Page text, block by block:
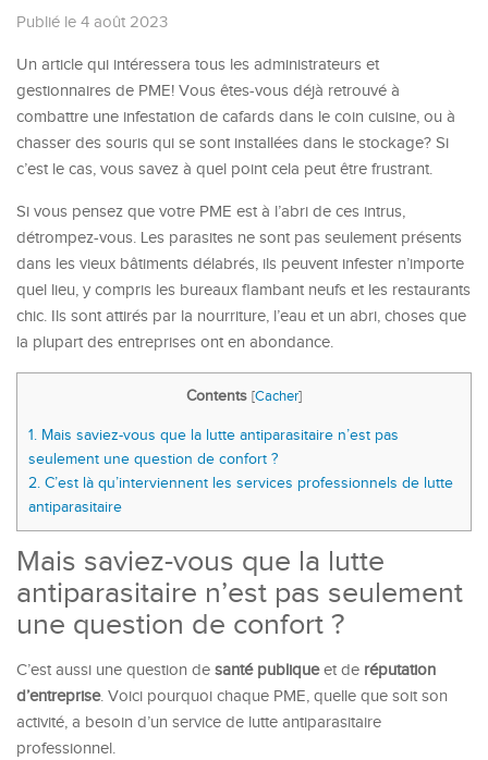
Publié le 4 août 2023
Un article qui intéressera tous les administrateurs et
gestionnaires de PME! Vous êtes-vous déjà retrouvé à
combattre une infestation de cafards dans le coin cuisine, ou à
chasser des souris qui se sont installées dans le stockage? Si
c’est le cas, vous savez à quel point cela peut être frustrant.
Si vous pensez que votre PME est à l’abri de ces intrus,
détrompez-vous. Les parasites ne sont pas seulement présents
dans les vieux bâtiments délabrés, ils peuvent infester n’importe
quel lieu, y compris les bureaux flambant neufs et les restaurants
chic. Ils sont attirés par la nourriture, l’eau et un abri, choses que
la plupart des entreprises ont en abondance.
Contents [Cacher]
1. Mais saviez-vous que la lutte antiparasitaire n’est pas
seulement une question de confort ?
2. C’est là qu’interviennent les services professionnels de lutte
antiparasitaire
Mais saviez-vous que la lutte
antiparasitaire n’est pas seulement
une question de confort ?
C’est aussi une question de santé publiqueet de réputation
d’entreprise. Voici pourquoi chaque PME, quelle que soit son
activité, a besoin d’un service de lutte antiparasitaire
professionnel.